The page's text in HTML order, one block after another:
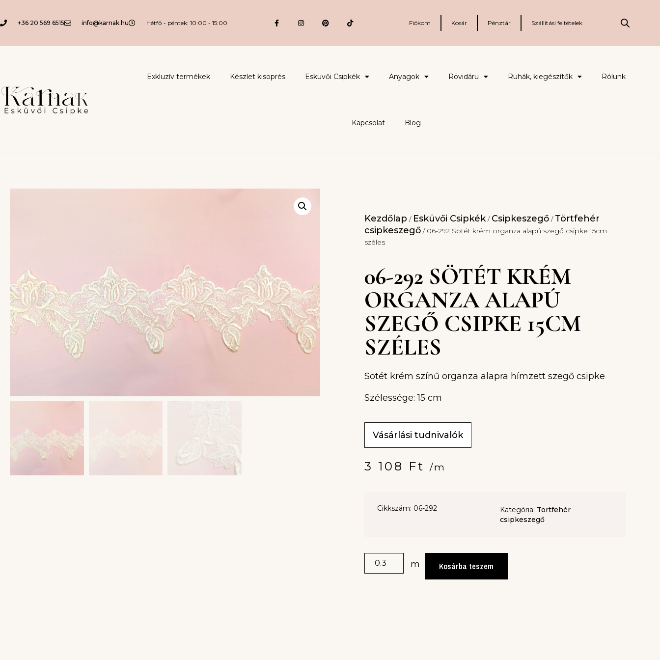
+36 20 569 6515 info@karnak.hu Hétfő - péntek: 10:00 - 15:00 Fiókom Kosár Pénztár Szállítási feltételek
Exkluzív termékek Készlet kisöprés Esküvői Csipkék Anyagok Rövidáru Ruhák, kiegészítők Rólunk
Kapcsolat Blog
Kezdőlap / Esküvői Csipkék/ Csipkeszegő / Törtfehér
csipkeszegő / 06-292 Sötét krém organza alapú szegő csipke 15cm
széles
06-292 SÖTÉT KRÉM
ORGANZA ALAPÚ
SZEGŐ CSIPKE 15CM
SZÉLES
Sötét krém színű organza alapra hímzett szegő csipke
Szélessége: 15 cm
Vásárlási tudnivalók
3 108 Ft /m
Cikkszám: 06-292 Kategória: Törtfehér
csipkeszegő
m Kosárba teszem